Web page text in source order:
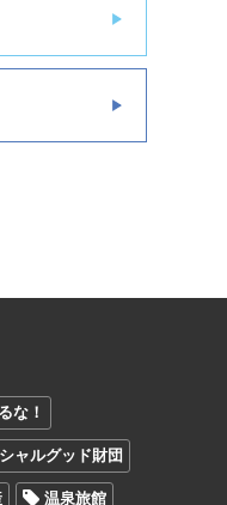
な！
ャルグッド財団
温泉旅館